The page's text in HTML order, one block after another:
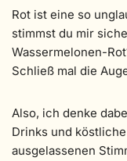
Rot ist eine so
stimmst du mir
Wassermelonen-
Schließ mal die
Also, ich denke
Drinks und
ausgelassenen